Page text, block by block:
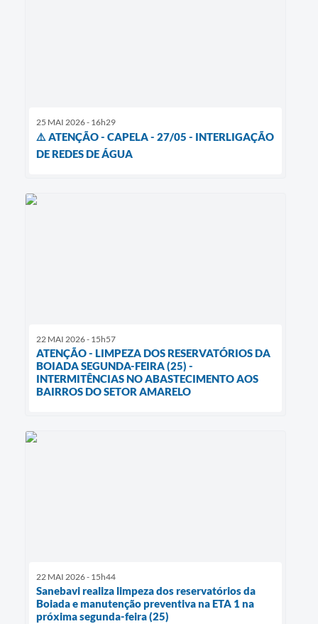
25 MAI 2026 - 16h29
⚠️ ATENÇÃO - CAPELA - 27/05 - INTERLIGAÇÃO
DE REDES DE ÁGUA
22 MAI 2026 - 15h57
ATENÇÃO - LIMPEZA DOS RESERVATÓRIOS DA
BOIADA SEGUNDA-FEIRA (25) -
INTERMITÊNCIAS NO ABASTECIMENTO AOS
BAIRROS DO SETOR AMARELO
22 MAI 2026 - 15h44
Sanebavi realiza limpeza dos reservatórios da
Boiada e manutenção preventiva na ETA 1 na
próxima segunda-feira (25)